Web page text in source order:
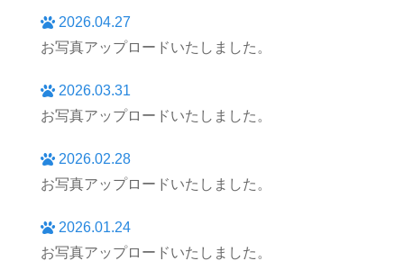
2026.04.27
お写真アップロードいたしました。
2026.03.31
お写真アップロードいたしました。
2026.02.28
お写真アップロードいたしました。
2026.01.24
お写真アップロードいたしました。